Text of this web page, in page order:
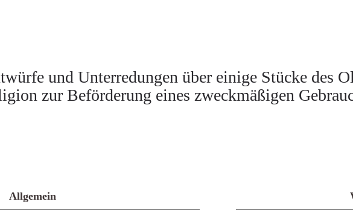
und Unterredungen über einige Stücke des
zur Beförderung eines zweckmäßigen
Allgemein